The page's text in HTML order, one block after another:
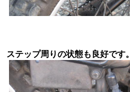
ステップ周りの状態も良好です。